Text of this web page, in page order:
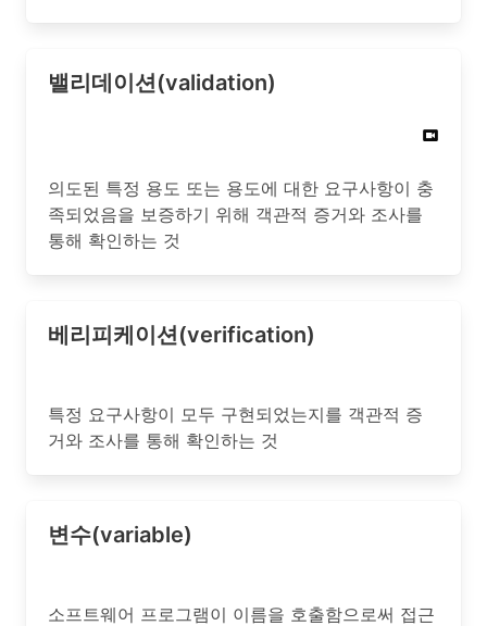
밸리데이션(validation)
의도된 특정 용도 또는 용도에 대한 요구사항이 충
족되었음을 보증하기 위해 객관적 증거와 조사를
통해 확인하는 것
베리피케이션(verification)
특정 요구사항이 모두 구현되었는지를 객관적 증
거와 조사를 통해 확인하는 것
변수(variable)
소프트웨어 프로그램이 이름을 호출함으로써 접근